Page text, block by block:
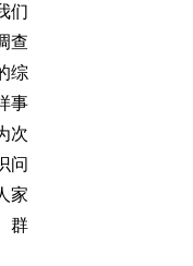
们
查
综
事
次
问
家
群